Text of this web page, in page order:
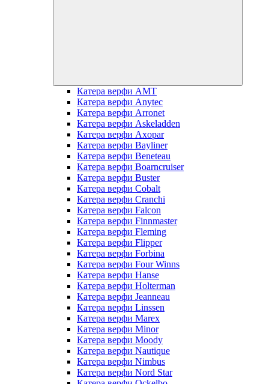
Катера верфи AMT
Катера верфи Anytec
Катера верфи Arronet
Катера верфи Askeladden
Катера верфи Axopar
Катера верфи Bayliner
Катера верфи Beneteau
Катера верфи Boarncruiser
Катера верфи Buster
Катера верфи Cobalt
Катера верфи Cranchi
Катера верфи Falcon
Катера верфи Finnmaster
Катера верфи Fleming
Катера верфи Flipper
Катера верфи Forbina
Катера верфи Four Winns
Катера верфи Hanse
Катера верфи Holterman
Катера верфи Jeanneau
Катера верфи Linssen
Катера верфи Marex
Катера верфи Minor
Катера верфи Moody
Катера верфи Nautique
Катера верфи Nimbus
Катера верфи Nord Star